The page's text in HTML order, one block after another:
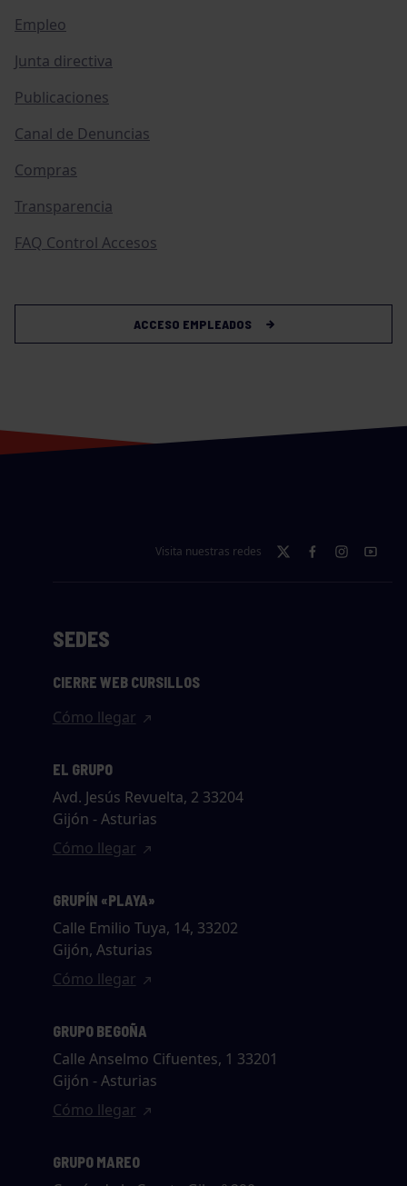
Empleo
Junta directiva
Publicaciones
Canal de Denuncias
Compras
Transparencia
FAQ Control Accesos
ACCESO EMPLEADOS
Visita nuestras redes
SEDES
CIERRE WEB CURSILLOS
Cómo llegar
EL GRUPO
Avd. Jesús Revuelta, 2 33204
Gijón - Asturias
Cómo llegar
GRUPÍN «PLAYA»
Calle Emilio Tuya, 14, 33202
Gijón, Asturias
Cómo llegar
GRUPO BEGOÑA
Calle Anselmo Cifuentes, 1 33201
Gijón - Asturias
Cómo llegar
GRUPO MAREO